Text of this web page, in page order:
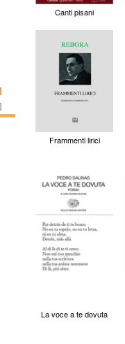
]
Canti pisani
Frammenti lirici
La voce a te dovuta